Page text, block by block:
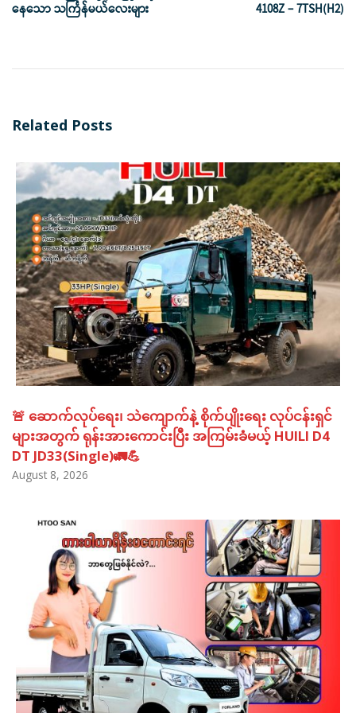
နေသော သင်္ကြန်မယ်လေးများ
4108Z – 7TSH(H2)
Related Posts
🚨 ဆောက်လုပ်ရေး၊ သဲကျောက်နဲ့ စိုက်ပျိုးရေး လုပ်ငန်းရှင်
များအတွက် ရုန်းအားကောင်းပြီး အကြမ်းခံမယ့် HUILI D4
DT JD33(Single)🚛💪
August 8, 2026